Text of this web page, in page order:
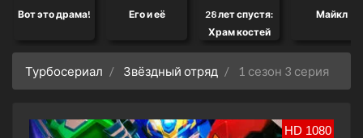
Вот это драма! Его и её
28 лет спустя:
Храм костей
Майкл
Турбосериал Звёздный отряд 1 сезон 3 серия
HD 1080